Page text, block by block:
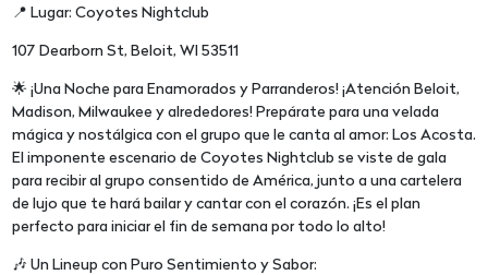
📍 Lugar: Coyotes Nightclub
107 Dearborn St, Beloit, WI 53511
🌟 ¡Una Noche para Enamorados y Parranderos! ¡Atención Beloit,
Madison, Milwaukee y alrededores! Prepárate para una velada
mágica y nostálgica con el grupo que le canta al amor: Los Acosta.
El imponente escenario de Coyotes Nightclub se viste de gala
para recibir al grupo consentido de América, junto a una cartelera
de lujo que te hará bailar y cantar con el corazón. ¡Es el plan
perfecto para iniciar el fin de semana por todo lo alto!
🎶 Un Lineup con Puro Sentimiento y Sabor: